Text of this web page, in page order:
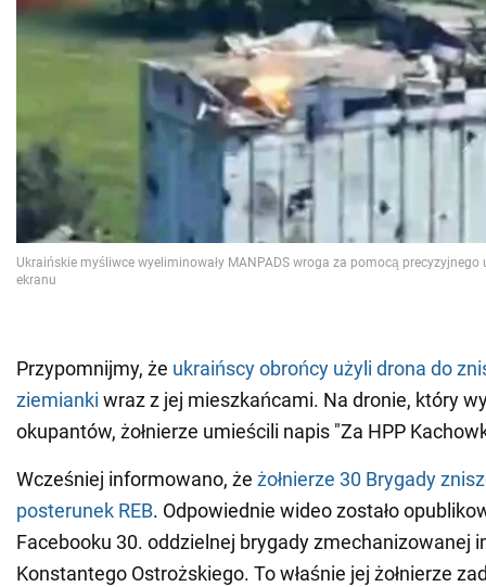
Przypomnijmy, że ukraińscy obrońcy użyli drona do
ziemianki wraz z jej mieszkańcami. Na dronie, który
okupantów, żołnierze umieścili napis "Za HPP
Wcześniej informowano, że żołnierze 30 Brygady
posterunek REB. Odpowiednie wideo zostało
Facebooku 30. oddzielnej brygady zmechanizowanej
Konstantego Ostrożskiego. To właśnie jej żołnierze